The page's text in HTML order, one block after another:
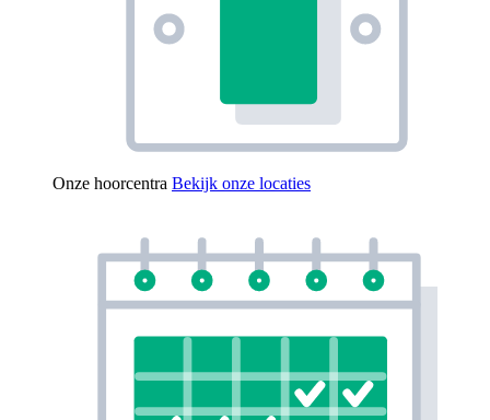
Onze hoorcentra Bekijk onze locaties